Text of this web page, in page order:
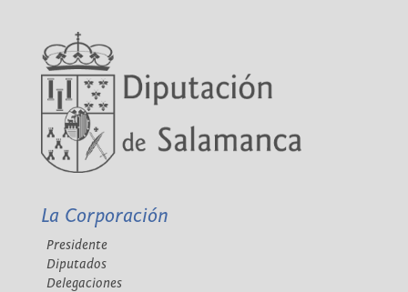
La Corporación
Presidente
Diputados
Delegaciones